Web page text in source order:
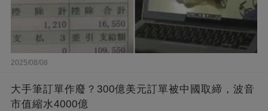
2025/08/08
大手筆訂單作廢？300億美元訂單被中國取締，波音
市值縮水4000億